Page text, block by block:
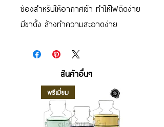
ช่องสำหรับให้อากาศเข้า ทำให้ไฟติดง่าย
มีขาตั้ง ล้างทำความสะอาดง่าย
สินค้าอื่นๆ
พรีเมี่ยม